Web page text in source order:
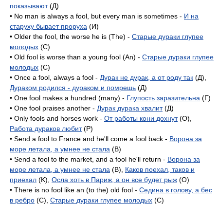
показывают(Д)
• No man is always a fool, but every man is sometimes - И на
старуху бывает проруха (И)
• Older the fool, the worse he is (The) - Старые дураки глупее
молодых (C)
• Old fool is worse than a young fool (An) - Старые дураки глупее
молодых (C)
• Once a fool, always a fool - Дурак не дурак, а от роду так (Д),
Дураком родился - дураком и помрешь (Д)
• One fool makes a hundred (many) - Глупость заразительна (Г)
• One fool praises another - Дурак дурака хвалит(Д)
• Only fools and horses work - От работы кони дохнут(O),
Работа дураков любит(P)
• Send a fool to France and he'll come a fool back - Ворона за
море летала, а умнее не стала (B)
• Send a fool to the market, and a fool he'll return - Ворона за
море летала, а умнее не стала (B), Каков поехал, таков и
приехал (K), Осла хоть в Париж, а он все будет рыж (O)
• There is no fool like an (to the) old fool - Седина в голову, а бес
в ребро (C), Старые дураки глупее молодых (C)